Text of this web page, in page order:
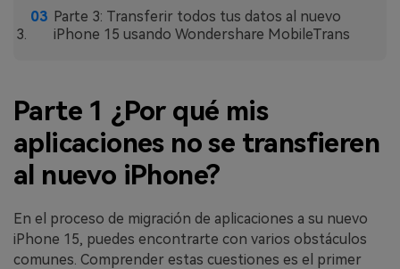
en WhatsApp.
Parte 3: Transferir todos tus datos al nuevo
iPhone 15 usando Wondershare MobileTrans
Parte 1 ¿Por qué mis
aplicaciones no se transfieren
al nuevo iPhone?
En el proceso de migración de aplicaciones a su nuevo
iPhone 15, puedes encontrarte con varios obstáculos
comunes. Comprender estas cuestiones es el primer